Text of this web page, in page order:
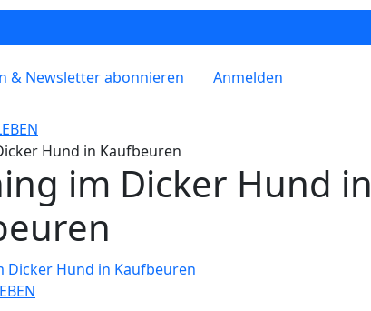
& Newsletter abonnieren Anmelden
Hund in Kaufbeuren
im Dicker Hund in